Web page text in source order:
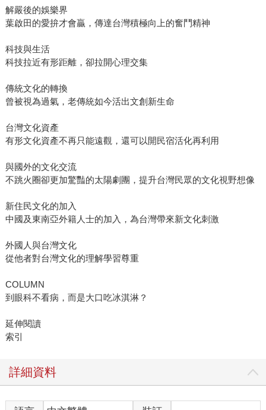
解嚴後的娛樂界
葉啟田的愛拚才會贏，傳達台灣積極向上的奮鬥精神
科技與生活
科技拉近有形距離，卻拉開心理交集
傳統文化的轉換
曾被視為過氣，老傳統如今活出文創新生命
台灣文化資產
有形文化資產不再只能遠觀，還可以開民宿活化再利用
與國外的文化交流
不跳火圈卻更加驚豔的太陽劇團，提升台灣民眾的文化視野想像
新住民文化的加入
中國及東南亞外籍人士的加入，為台灣帶來新文化刺激
外國人與台灣文化
從他者對台灣文化的理解學習尊重
COLUMN
到眼科不看病，而是大口吃冰淇淋？
延伸閱讀
索引
詳細資料